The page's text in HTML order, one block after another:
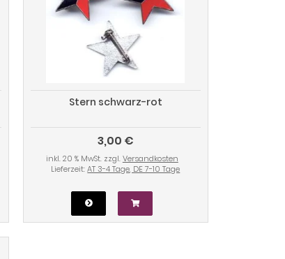
Stern schwarz-rot
3,00 €
inkl. 20 % MwSt. zzgl.Versandkosten
Lieferzeit:AT 3-4 Tage, DE 7-10 Tage